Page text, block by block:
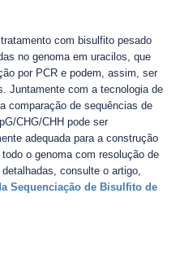
com bisulfito pesado
no genoma em uracilos, que
por PCR e podem, assim, ser
Juntamente com a tecnologia de
comparação de sequências de
CHG/CHH pode ser
adequada para a construção
o genoma com resolução de
consulte o artigo,
Sequenciação de Bisulfito de